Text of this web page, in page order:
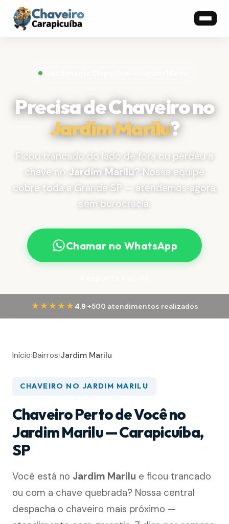
Atendimento Disponível — Jardim Marilu
Precisa de Chaveiro no
Jardim Marilu?
Ficou trancado do lado de fora ou perdeu a
chave no Jardim Marilu? Nossa equipe
cobre toda a Grande SP — atendemos agora,
sem burocracia.
Chamar no WhatsApp
★★★★★ 4.9·+500 atendimentos realizados
Início›Bairros›Jardim Marilu
CHAVEIRO NO JARDIM MARILU
Chaveiro Perto de Você no
Jardim Marilu — Carapicuíba,
SP
Você está no Jardim Marilu e ficou trancado
ou com a chave quebrada? Nossa central
despacha o chaveiro mais próximo —